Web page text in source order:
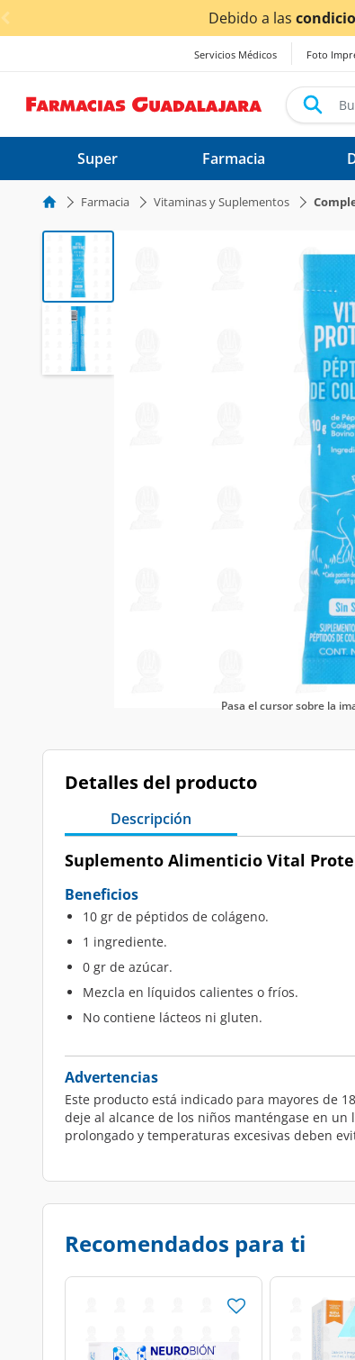
< div class="carousel-inner">
Servicios Médicos Foto
Super Farmacia
Farmacia Vitaminas y Suplementos
Pasa el cursor sobre la
Detalles del producto
Descripción
Suplemento Alimenticio Vital
Beneficios
10 gr de péptidos de colágeno.
1 ingrediente.
0 gr de azúcar.
Mezcla en líquidos calientes o fríos.
No contiene lácteos ni gluten.
Advertencias
Este producto está indicado para mayores de
deje al alcance de los niños manténgase en
prolongado y temperaturas excesivas deben
Recomendados para ti